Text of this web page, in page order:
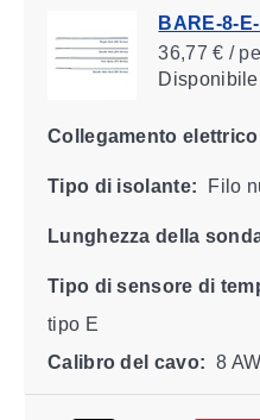
BARE-8-
36,77 € /
Disponibile
Collegamento
Tipo di isolante: Filo
Lunghezza della
Tipo di sensore di
tipo E
Calibro del cavo: 8